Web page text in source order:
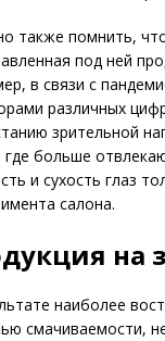
также помнить,
под ней
в связи с
различных
зрительной
больше
и сухость глаз
салона.
на
наиболее
смачиваемости,